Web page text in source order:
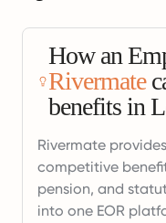
How an
Rivermate
benefits in
Rivermate
competitive
pension, and
into one EOR